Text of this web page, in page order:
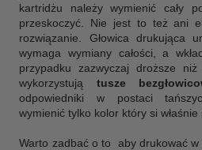
kartridżu należy wymienić cały
przeskoczyć. Nie jest to też ani
rozwiązanie. Głowica drukująca
wymaga wymiany całości, a
przypadku zazwyczaj droższe
wykorzystują tusze
odpowiedniki w postaci
wymienić tylko kolor który si właśnie
Warto zadbać o to aby drukować